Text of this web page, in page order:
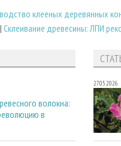
клееных деревянных
| Склеивание древесины: ЛПИ
волокна:
в
27.05.2026